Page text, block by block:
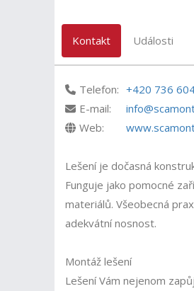
Kontakt Události
Telefon: +420 736
E-mail:
Web:
Lešení je dočasná
Funguje jako pomocné
materiálů. Všeobecná
adekvátní nosnost.
Montáž lešení
Lešení Vám nejenom